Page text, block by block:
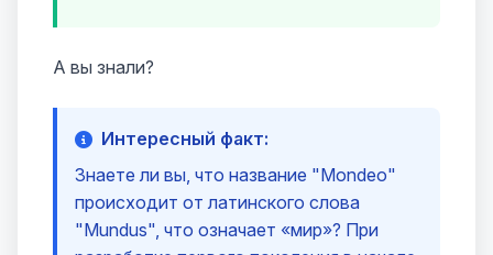
А вы знали?
Интересный факт:
Знаете ли вы, что название "Mondeo"
происходит от латинского слова
"Mundus", что означает «мир»? При